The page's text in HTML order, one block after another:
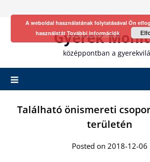
Gyerek
középpontban a
Található önismereti
területén
Posted on 2018-12-06
A weboldal használatának folytatásával Ön
használatát További információk